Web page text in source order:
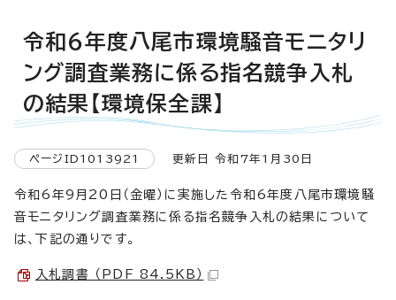
令和6年度八尾市環境騒音モニタリ
ング調査業務に係る指名競争入札
の結果【環境保全課】
ページID1013921 更新日 令和7年1月30日
令和6年9月20日（金曜）に実施した令和6年度八尾市環境騒
音モニタリング調査業務に係る指名競争入札の結果について
は、下記の通りです。
入札調書 （PDF 84.5KB）